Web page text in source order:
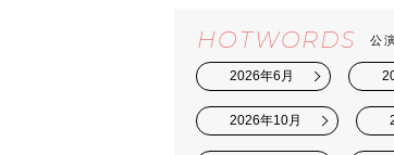
HOTWORDS 公
2026年6月
2026年10月